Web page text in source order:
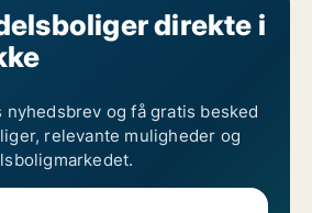
direkte i
og få gratis besked
relevante muligheder og